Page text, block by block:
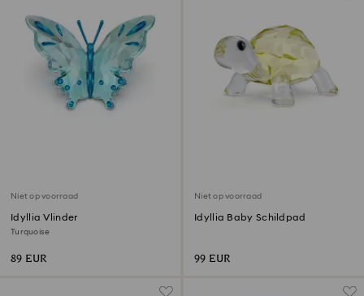
Niet op voorraad
Idyllia Vlinder
Turquoise
89 EUR
Niet op voorraad
Idyllia Baby Schildpad
99 EUR